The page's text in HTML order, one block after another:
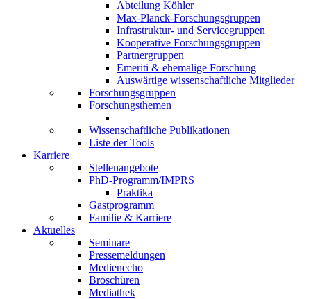
Abteilung Köhler
Max-Planck-Forschungsgruppen
Infrastruktur- und Servicegruppen
Kooperative Forschungsgruppen
Partnergruppen
Emeriti & ehemalige Forschung
Auswärtige wissenschaftliche Mitglieder
Forschungsgruppen
Forschungsthemen
Wissenschaftliche Publikationen
Liste der Tools
Karriere
Stellenangebote
PhD-Programm/IMPRS
Praktika
Gastprogramm
Familie & Karriere
Aktuelles
Seminare
Pressemeldungen
Medienecho
Broschüren
Mediathek